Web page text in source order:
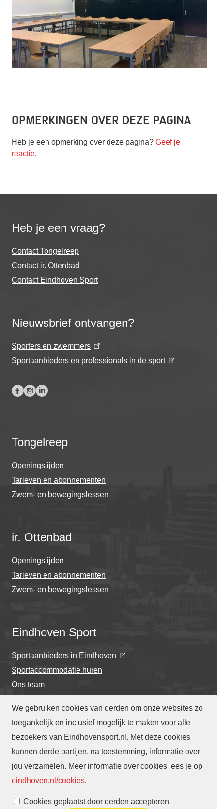
We gebruiken cookies van derden om onze websites zo
toegankelijk en inclusief mogelijk te maken voor alle
bezoekers van Eindhovensport.nl. Met deze cookies
kunnen derde partijen, na toestemming, informatie over
jou verzamelen. Meer informatie over cookies lees je op
eindhoven.nl/cookies.
Cookies geplaatst door derden accepteren
Opmerkingen over deze pagina
Heb je een opmerking over deze pagina? Geef je
reactie.
Heb je een vraag?
Contact Tongelreep
Contact ir. Ottenbad
Contact Eindhoven Sport
Nieuwsbrief ontvangen?
Sporters en zwemmers
Sportaanbieders en professionals in de sport
Tongelreep
Openingstijden
Tarieven en abonnementen
Zwem- en bewegingslessen
ir. Ottenbad
Openingstijden
Tarieven en abonnementen
Zwem- en bewegingslessen
Eindhoven Sport
Sportaanbieders in Eindhoven
Sportaccommodatie huren
Ons team
Privacyverklaring-Cookieverklaring
-Toegankelijkheidsverklaring -Webarchief
-
Translate
Cookies beheren